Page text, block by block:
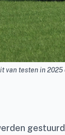
van testen in 2025